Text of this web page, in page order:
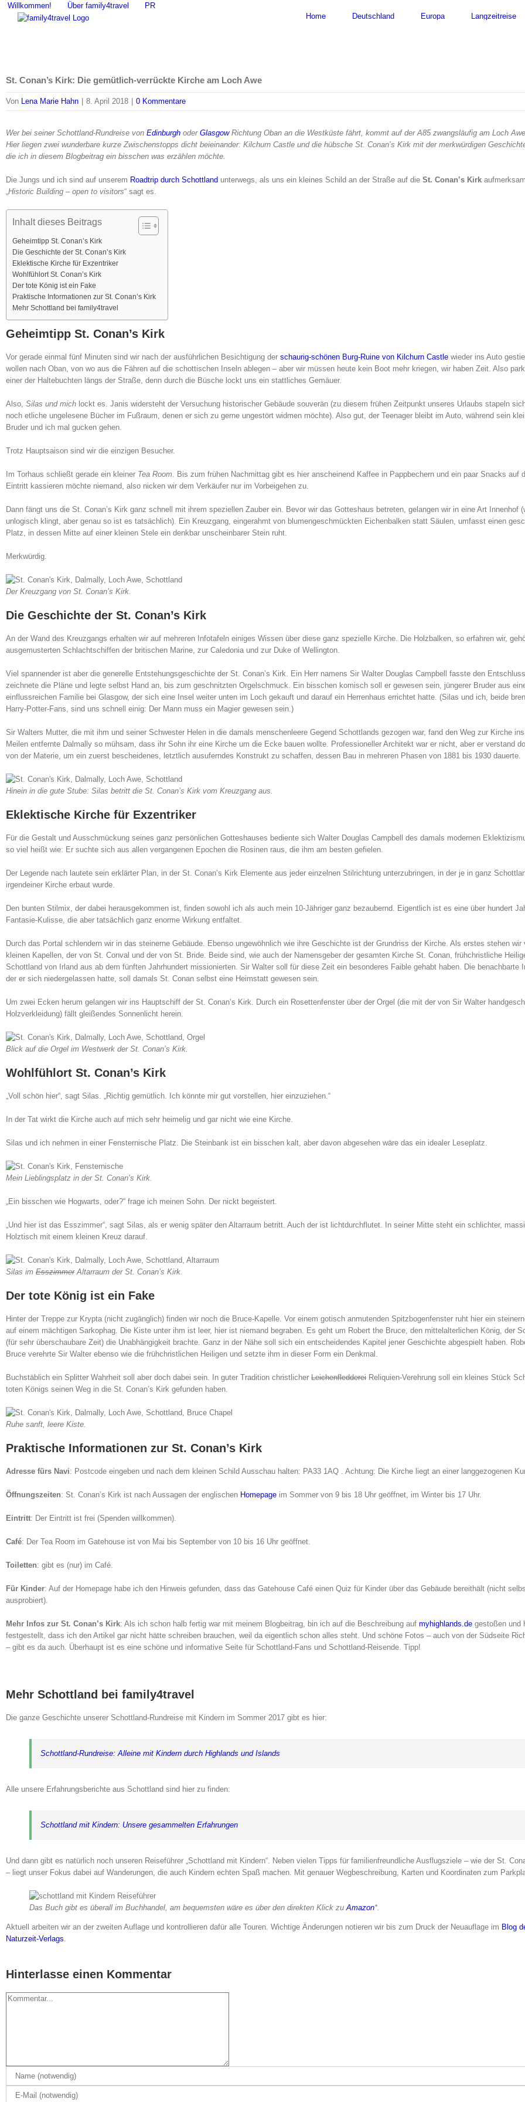
ZumWillkommen! Über family4travel PR
Home
Deutschland Europa Langzeitreise
St. Conan’s Kirk: Die gemütlich-verrückte Kirche am Loch Awe
Von Lena Marie Hahn 8. April 2018 0 Kommentare
Wer bei seiner Schottland-Rundreise von Edinburgh oder GlasgowRichtung Oban an die Westküste fährt, kommt auf der A85 zwangsläufig am Loch
Hier liegen zwei wunderbare kurze Zwischenstopps dicht beieinander: Kilchurn Castle und die hübsche St. Conan’s Kirk mit der merkwürdigen
die ich in diesem Blogbeitrag ein bisschen was erzählen möchte.
Die Jungs und ich sind auf unserem Roadtrip durch Schottland unterwegs, als uns ein kleines Schild an der Straße auf die St. Conan’s Kirk
„Historic Building – open to visitors“ sagt es.
Inhalt dieses Beitrags
Geheimtipp St. Conan’s Kirk
Die Geschichte der St. Conan’s Kirk
Eklektische Kirche für Exzentriker
Wohlfühlort St. Conan’s Kirk
Der tote König ist ein Fake
Praktische Informationen zur St. Conan’s Kirk
Mehr Schottland bei family4travel
Geheimtipp St. Conan’s Kirk
Vor gerade einmal fünf Minuten sind wir nach der ausführlichen Besichtigung der schaurig-schönen Burg-Ruine von Kilchurn Castle wieder ins Auto
wollen nach Oban, von wo aus die Fähren auf die schottischen Inseln ablegen – aber wir müssen heute kein Boot mehr kriegen, wir haben Zeit. Also
einer der Haltebuchten längs der Straße, denn durch die Büsche lockt uns ein stattliches Gemäuer.
Also, Silas und mich lockt es. Janis widersteht der Versuchung historischer Gebäude souverän (zu diesem frühen Zeitpunkt unseres Urlaubs stapeln
noch etliche ungelesene Bücher im Fußraum, denen er sich zu gerne ungestört widmen möchte). Also gut, der Teenager bleibt im Auto, während sein
Bruder und ich mal gucken gehen.
Trotz Hauptsaison sind wir die einzigen Besucher.
Im Torhaus schließt gerade ein kleiner Tea Room. Bis zum frühen Nachmittag gibt es hier anscheinend Kaffee in Pappbechern und ein paar Snacks auf
Eintritt kassieren möchte niemand, also nicken wir dem Verkäufer nur im Vorbeigehen zu.
Dann fängt uns die St. Conan’s Kirk ganz schnell mit ihrem speziellen Zauber ein. Bevor wir das Gotteshaus betreten, gelangen wir in eine Art Innenhof
unlogisch klingt, aber genau so ist es tatsächlich). Ein Kreuzgang, eingerahmt von blumengeschmückten Eichenbalken statt Säulen, umfasst einen
Platz, in dessen Mitte auf einer kleinen Stele ein denkbar unscheinbarer Stein ruht.
Merkwürdig.
Der Kreuzgang von St. Conan’s Kirk.
Die Geschichte der St. Conan’s Kirk
An der Wand des Kreuzgangs erhalten wir auf mehreren Infotafeln einiges Wissen über diese ganz spezielle Kirche. Die Holzbalken, so erfahren wir,
ausgemusterten Schlachtschiffen der britischen Marine, zur Caledonia und zur Duke of Wellington.
Viel spannender ist aber die generelle Entstehungsgeschichte der St. Conan’s Kirk. Ein Herr namens Sir Walter Douglas Campbell fasste den
zeichnete die Pläne und legte selbst Hand an, bis zum geschnitzten Orgelschmuck. Ein bisschen komisch soll er gewesen sein, jüngerer Bruder aus
einflussreichen Familie bei Glasgow, der sich eine Insel weiter unten im Loch gekauft und darauf ein Herrenhaus errichtet hatte. (Silas und ich, beide
Harry-Potter-Fans, sind uns schnell einig: Der Mann muss ein Magier gewesen sein.)
Sir Walters Mutter, die mit ihm und seiner Schwester Helen in die damals menschenleere Gegend Schottlands gezogen war, fand den Weg zur Kirche
Meilen entfernte Dalmally so mühsam, dass ihr Sohn ihr eine Kirche um die Ecke bauen wollte. Professioneller Architekt war er nicht, aber er verstand
von der Materie, um ein zuerst bescheidenes, letztlich ausuferndes Konstrukt zu schaffen, dessen Bau in mehreren Phasen von 1881 bis 1930 dauerte.
Hinein in die gute Stube: Silas betritt die St. Conan’s Kirk vom Kreuzgang aus.
Eklektische Kirche für Exzentriker
Für die Gestalt und Ausschmückung seines ganz persönlichen Gotteshauses bediente sich Walter Douglas Campbell des damals modernen
so viel heißt wie: Er suchte sich aus allen vergangenen Epochen die Rosinen raus, die ihm am besten gefielen.
Der Legende nach lautete sein erklärter Plan, in der St. Conan’s Kirk Elemente aus jeder einzelnen Stilrichtung unterzubringen, in der je in ganz
irgendeiner Kirche erbaut wurde.
Den bunten Stilmix, der dabei herausgekommen ist, finden sowohl ich als auch mein 10-Jähriger ganz bezaubernd. Eigentlich ist es eine über hundert
Fantasie-Kulisse, die aber tatsächlich ganz enorme Wirkung entfaltet.
Durch das Portal schlendern wir in das steinerne Gebäude. Ebenso ungewöhnlich wie ihre Geschichte ist der Grundriss der Kirche. Als erstes stehen wir
kleinen Kapellen, der von St. Conval und der von St. Bride. Beide sind, wie auch der Namensgeber der gesamten Kirche St. Conan, frühchristliche
Schottland von Irland aus ab dem fünften Jahrhundert missionierten. Sir Walter soll für diese Zeit ein besonderes Faible gehabt haben. Die benachbarte
der er sich niedergelassen hatte, soll damals St. Conan selbst eine Heimstatt gewesen sein.
Um zwei Ecken herum gelangen wir ins Hauptschiff der St. Conan’s Kirk. Durch ein Rosettenfenster über der Orgel (die mit der von Sir Walter
Holzverkleidung) fällt gleißendes Sonnenlicht herein.
Blick auf die Orgel im Westwerk der St. Conan’s Kirk.
Wohlfühlort St. Conan’s Kirk
„Voll schön hier“, sagt Silas. „Richtig gemütlich. Ich könnte mir gut vorstellen, hier einzuziehen.“
In der Tat wirkt die Kirche auch auf mich sehr heimelig und gar nicht wie eine Kirche.
Silas und ich nehmen in einer Fensternische Platz. Die Steinbank ist ein bisschen kalt, aber davon abgesehen wäre das ein idealer Leseplatz.
Mein Lieblingsplatz in der St. Conan’s Kirk.
„Ein bisschen wie Hogwarts, oder?“ frage ich meinen Sohn. Der nickt begeistert.
„Und hier ist das Esszimmer“, sagt Silas, als er wenig später den Altarraum betritt. Auch der ist lichtdurchflutet. In seiner Mitte steht ein schlichter,
Holztisch mit einem kleinen Kreuz darauf.
Silas im EsszimmerAltarraum der St. Conan’s Kirk.
Der tote König ist ein Fake
Hinter der Treppe zur Krypta (nicht zugänglich) finden wir noch die Bruce-Kapelle. Vor einem gotisch anmutenden Spitzbogenfenster ruht hier ein
auf einem mächtigen Sarkophag. Die Kiste unter ihm ist leer, hier ist niemand begraben. Es geht um Robert the Bruce, den mittelalterlichen König, der
(für sehr überschaubare Zeit) die Unabhängigkeit brachte. Ganz in der Nähe soll sich ein entscheidendes Kapitel jener Geschichte abgespielt haben.
Bruce verehrte Sir Walter ebenso wie die frühchristlichen Heiligen und setzte ihm in dieser Form ein Denkmal.
Buchstäblich ein Splitter Wahrheit soll aber doch dabei sein. In guter Tradition christlicher Leichenfledderei Reliquien-Verehrung soll ein kleines Stück
toten Königs seinen Weg in die St. Conan’s Kirk gefunden haben.
Ruhe sanft, leere Kiste.
Praktische Informationen zur St. Conan’s Kirk
Adresse fürs Navi: Postcode eingeben und nach dem kleinen Schild Ausschau halten: PA33 1AQ . Achtung: Die Kirche liegt an einer langgezogenen
Öffnungszeiten: St. Conan’s Kirk ist nach Aussagen der englischen Homepage im Sommer von 9 bis 18 Uhr geöffnet, im Winter bis 17 Uhr.
Eintritt: Der Eintritt ist frei (Spenden willkommen).
Café: Der Tea Room im Gatehouse ist von Mai bis September von 10 bis 16 Uhr geöffnet.
Toiletten: gibt es (nur) im Café.
Für Kinder: Auf der Homepage habe ich den Hinweis gefunden, dass das Gatehouse Café einen Quiz für Kinder über das Gebäude bereithält (nicht
ausprobiert).
Mehr Infos zur St. Conan’s Kirk: Als ich schon halb fertig war mit meinem Blogbeitrag, bin ich auf die Beschreibung auf myhighlands.de gestoßen und
festgestellt, dass ich den Artikel gar nicht hätte schreiben brauchen, weil da eigentlich schon alles steht. Und schöne Fotos – auch von der Südseite
– gibt es da auch. Überhaupt ist es eine schöne und informative Seite für Schottland-Fans und Schottland-Reisende. Tipp!
Mehr Schottland bei family4travel
Die ganze Geschichte unserer Schottland-Rundreise mit Kindern im Sommer 2017 gibt es hier:
Schottland-Rundreise: Alleine mit Kindern durch Highlands und Islands
Alle unsere Erfahrungsberichte aus Schottland sind hier zu finden:
Schottland mit Kindern: Unsere gesammelten Erfahrungen
Und dann gibt es natürlich noch unseren Reiseführer „Schottland mit Kindern“. Neben vielen Tipps für familienfreundliche Ausflugsziele – wie der St.
– liegt unser Fokus dabei auf Wanderungen, die auch Kindern echten Spaß machen. Mit genauer Wegbeschreibung, Karten und Koordinaten zum
Das Buch gibt es überall im Buchhandel, am bequemsten wäre es über den direkten Klick zuAmazon*.
Aktuell arbeiten wir an der zweiten Auflage und kontrollieren dafür alle Touren. Wichtige Änderungen notieren wir bis zum Druck der Neuauflage im Blog
Naturzeit-Verlags.
Hinterlasse einen Kommentar
Kommentar